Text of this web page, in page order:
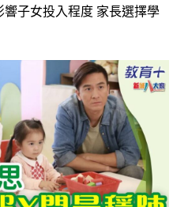
子女投入程度 家長選擇學